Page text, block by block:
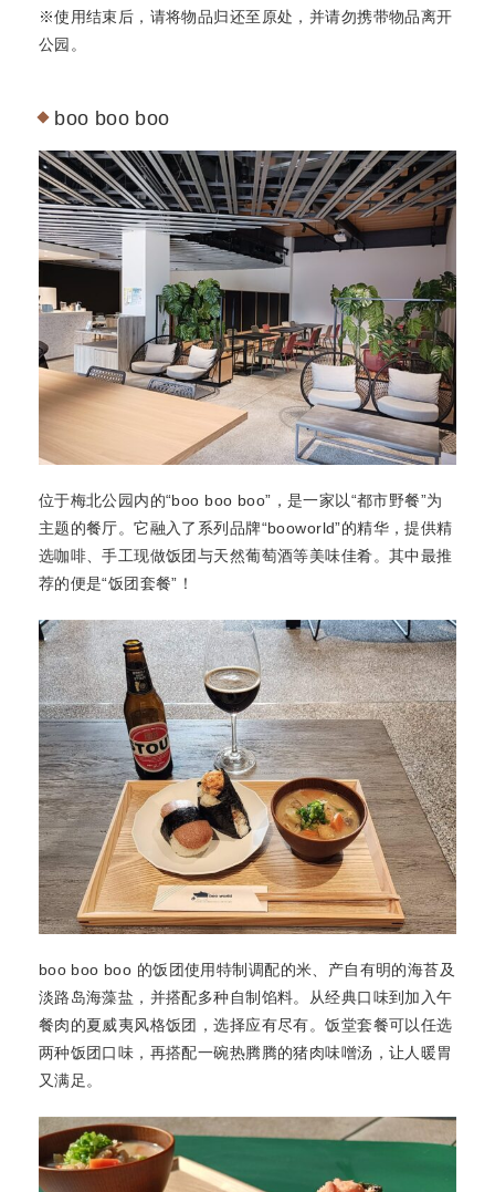
※使用结束后，请将物品归还至原处，并请勿携带物品离开
公园。
boo boo boo
位于梅北公园内的“boo boo boo”，是一家以“都市野餐”为
主题的餐厅。它融入了系列品牌“booworld”的精华，提供精
选咖啡、手工现做饭团与天然葡萄酒等美味佳肴。其中最推
荐的便是“饭团套餐”！
boo boo boo 的饭团使用特制调配的米、产自有明的海苔及
淡路岛海藻盐，并搭配多种自制馅料。从经典口味到加入午
餐肉的夏威夷风格饭团，选择应有尽有。饭堂套餐可以任选
两种饭团口味，再搭配一碗热腾腾的猪肉味噌汤，让人暖胃
又满足。